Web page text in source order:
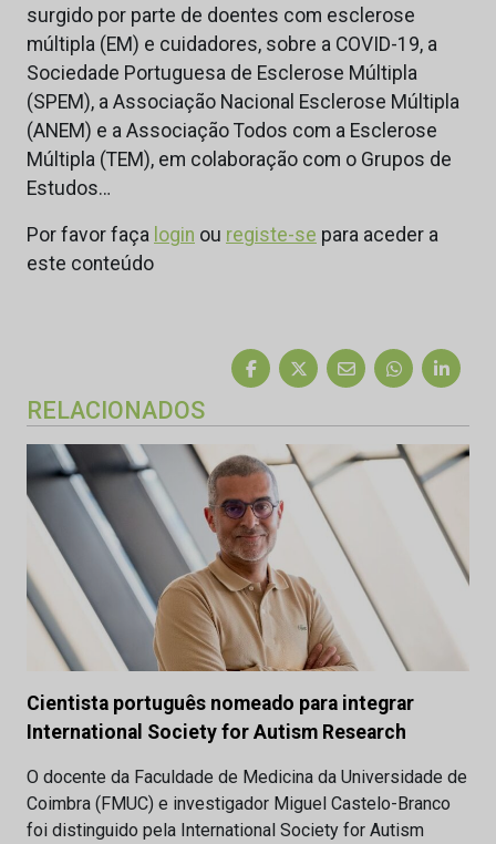
surgido por parte de doentes com esclerose
múltipla (EM) e cuidadores, sobre a COVID-19, a
Sociedade Portuguesa de Esclerose Múltipla
(SPEM), a Associação Nacional Esclerose Múltipla
(ANEM) e a Associação Todos com a Esclerose
Múltipla (TEM), em colaboração com o Grupos de
Estudos…
Por favor faça login ou registe-se para aceder a
este conteúdo
RELACIONADOS
Cientista português nomeado para integrar
International Society for Autism Research
O docente da Faculdade de Medicina da Universidade de
Coimbra (FMUC) e investigador Miguel Castelo-Branco
foi distinguido pela International Society for Autism